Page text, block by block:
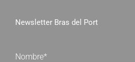
Newsletter Bras del Port
Nombre*